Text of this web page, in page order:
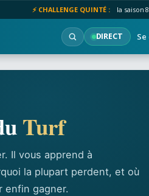
⚡ CHALLENGE QUINTÉ : la saison
DIRECT
Turf
Il vous apprend à
la plupart perdent, et où
enfin gagner.